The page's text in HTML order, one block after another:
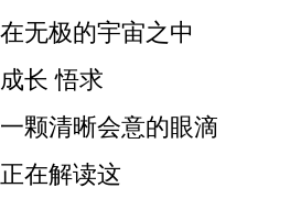
在无极的宇宙之中
成长 悟求
一颗清晰会意的眼滴
正在解读这